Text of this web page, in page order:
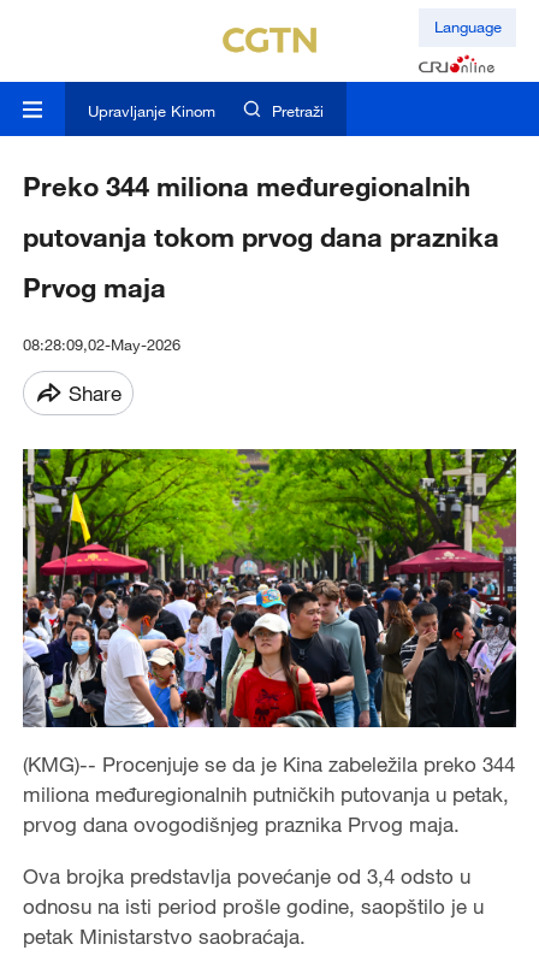
Language
Upravljanje Kinom Pretraži
Preko 344 miliona međuregionalnih
putovanja tokom prvog dana praznika
Prvog maja
08:28:09,02-May-2026
Share
(KMG)-- Procenjuje se da je Kina zabeležila preko 344
miliona međuregionalnih putničkih putovanja u petak,
prvog dana ovogodišnjeg praznika Prvog maja.
Ova brojka predstavlja povećanje od 3,4 odsto u
odnosu na isti period prošle godine, saopštilo je u
petak Ministarstvo saobraćaja.